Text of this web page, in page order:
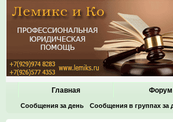
Главная Форум
Сообщения за день Сообщения в группах за